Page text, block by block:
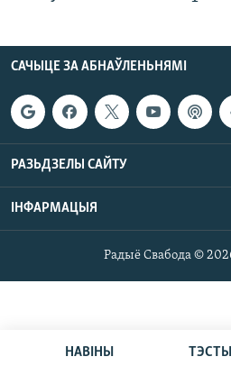
НАВІНЫ ТЭСТЫ
САЧЫЦЕ ЗА АБНАЎЛЕНЬНЯМІ
РАЗЬДЗЕЛЫ САЙТУ
ІНФАРМАЦЫЯ
Радыё Свабода ©